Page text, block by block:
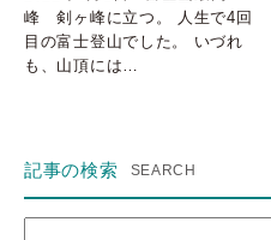
峰 剣ヶ峰に立つ。 人生で4回
目の富士登山でした。 いづれ
も、山頂には…
記事の検索